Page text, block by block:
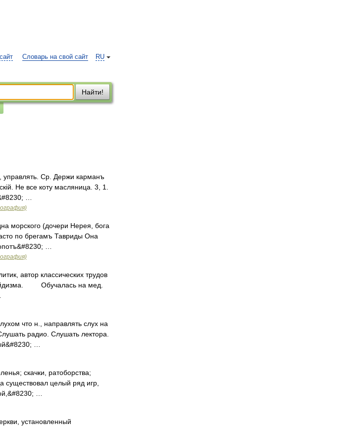
RU
Словарь на свой сайт
Найти!
управлять. Ср. Держи карманъ
Не все коту масляница. 3, 1.
…
морского (дочери Нерея, бога
по брегамъ Тавриды Она
…
автор классических трудов
Обучалась на мед.
что н., направлять слух на
радио. Слушать лектора.
…
скачки, ратоборства;
существовал целый ряд игр,
…
установленный